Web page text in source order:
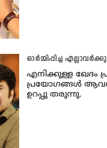
ഓർമ്മിപ്പിച്ച
എനിക്കുള്ള ഖേദം
പ്രയോഗങ്ങൾ
ഉറപ്പു തരുന്നു.